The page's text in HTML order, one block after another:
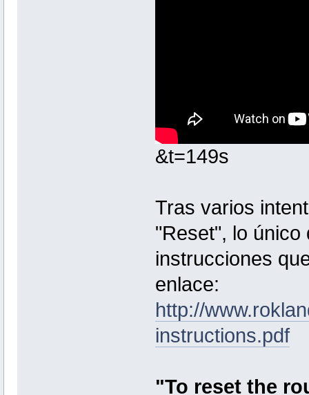
&t=149s
Tras varios
"Reset", lo único
instrucciones
enlace:
http://
instructions.pdf
"To reset the